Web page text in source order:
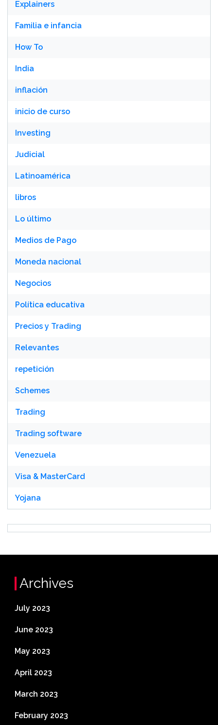
Explainers
Familia e infancia
How To
India
inflación
inicio de curso
Investing
Judicial
Latinoamérica
libros
Lo último
Medios de Pago
Moneda nacional
Negocios
Política educativa
Precios y Trading
Relevantes
repetición
Schemes
Trading
Trading software
Venezuela
Visa & MasterCard
Yojana
Archives
July 2023
June 2023
May 2023
April 2023
March 2023
February 2023